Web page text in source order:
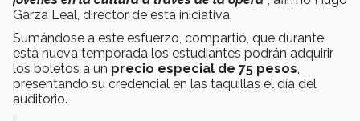
Garza Leal, director de esta iniciativa.
Sumándose a este esfuerzo, compartió, que durante
esta nueva temporada los estudiantes podrán adquirir
los boletos a un precio especial de 75 pesos
presentando su credencial en las taquillas el día del
auditorio.